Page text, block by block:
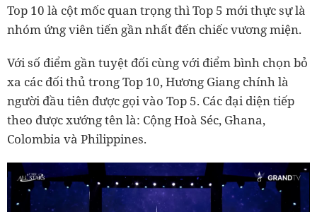
Top 10 là cột mốc quan trọng thì Top 5 mới thực sự là
nhóm ứng viên tiến gần nhất đến chiếc vương miện.
Với số điểm gần tuyệt đối cùng với điểm bình chọn bỏ
xa các đối thủ trong Top 10, Hương Giang chính là
người đầu tiên được gọi vào Top 5. Các đại diện tiếp
theo được xướng tên là: Cộng Hoà Séc, Ghana,
Colombia và Philippines.